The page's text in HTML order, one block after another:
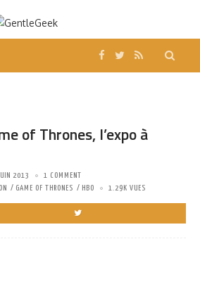
of Thrones, l’expo à
2013
1 COMMENT
GAME OF THRONES HBO 1.29K VUES